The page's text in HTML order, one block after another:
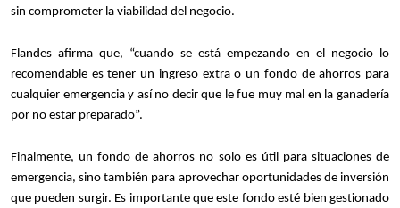
sin comprometer la viabilidad del negocio.
Flandes afirma que, “cuando se está empezando en el negocio lo
recomendable es tener un ingreso extra o un fondo de ahorros para
cualquier emergencia y así no decir que le fue muy mal en la ganadería
por no estar preparado”.
Finalmente, un fondo de ahorros no solo es útil para situaciones de
emergencia, sino también para aprovechar oportunidades de inversión
que pueden surgir. Es importante que este fondo esté bien gestionado